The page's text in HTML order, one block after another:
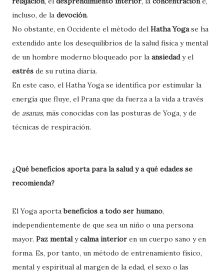
incluso, de la devoción.
No obstante, en Occidente el método del Hatha Yoga se ha
extendido ante los desequilibrios de la salud física y mental
de un hombre moderno bloqueado por la ansiedad y el
estrés de su rutina diaria.
En este caso, el Hatha Yoga se identifica por estimular la
energía que fluye, el Prana que da fuerza a la vida a través
de asanas, más conocidas con las posturas de Yoga, y de
técnicas de respiración.
¿Qué beneficios aporta para la salud y a qué edades se
recomienda?
El Yoga aportabeneficios a todo ser humano,
independientemente de que sea un niño o una persona
mayor. Paz mental ycalma interior en un cuerpo sano y en
forma. Es, por tanto, un método de entrenamiento físico,
mental y espiritual al margen de la edad, el sexo o las